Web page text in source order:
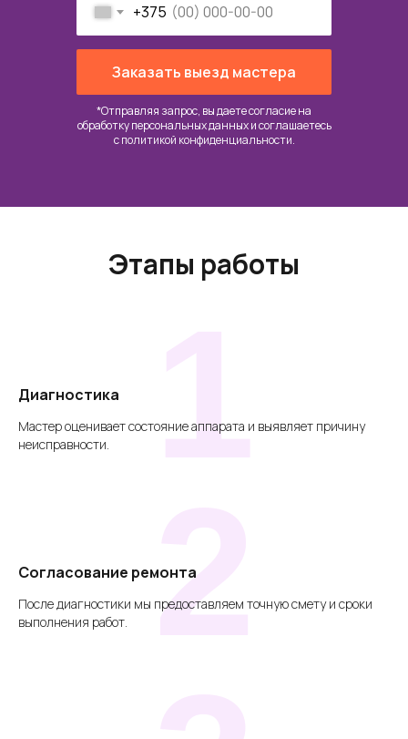
*Отправляя запрос, вы даете согласие на
обработку персональных данных и соглашаетесь
cполитикой конфиденциальности.
+375
Заказать выезд мастера
Этапы работы
Диагностика
Мастер оценивает состояние аппарата и выявляет причину
неисправности.
1
Согласование ремонта
После диагностики мы предоставляем точную смету и сроки
выполнения работ.
2